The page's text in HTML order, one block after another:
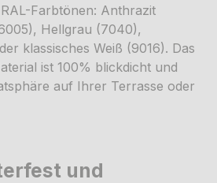
Farbtönen: Anthrazit
Hellgrau (7040),
klassisches Weiß (9016). Das
ist 100% blickdicht und
auf Ihrer Terrasse oder
und